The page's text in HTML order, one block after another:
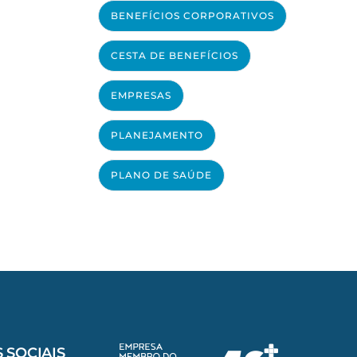
BENEFÍCIOS CORPORATIVOS
CESTA DE BENEFÍCIOS
EMPRESAS
PLANEJAMENTO
PLANO DE SAÚDE
SOCIAIS